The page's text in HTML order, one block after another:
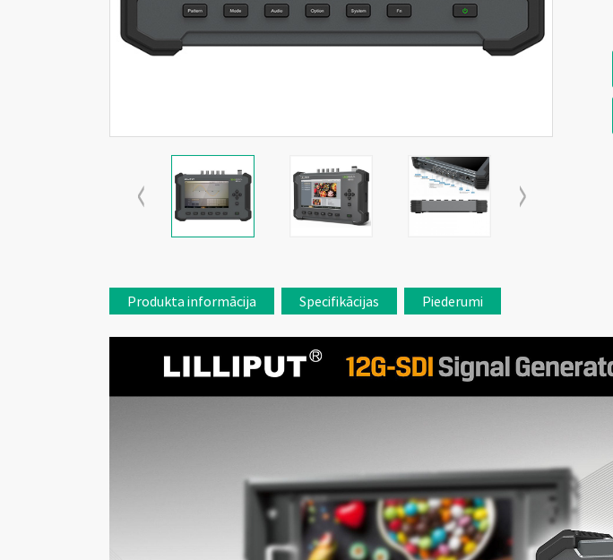
Produkta informācija Specifikācijas Piederumi